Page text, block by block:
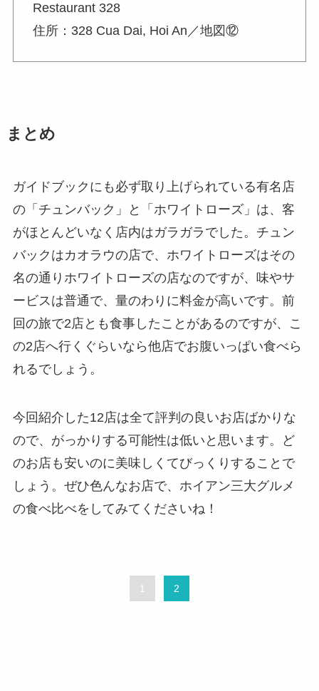
Restaurant 328
住所：328 Cua Dai, Hoi An／地図⑫
まとめ
ガイドブックにも必ず取り上げられている有名店
の「チュンバック」と「ホワイトローズ」は、客
がほとんどいなく店内はガラガラでした。チュン
バックはカオラウの店で、ホワイトローズはその
名の通りホワイトローズの店なのですが、味やサ
ービスは普通で、量のわりに料金が高いです。前
回の旅で2店とも食事したことがあるのですが、こ
の2店へ行くぐらいなら他店でお腹いっぱい食べら
れるでしょう。
今回紹介した12店は全て評判の良いお店ばかりな
ので、がっかりする可能性は低いと思います。ど
のお店も安いのに美味しくてびっくりすることで
しょう。ぜひ色んなお店で、ホイアン三大グルメ
の食べ比べをしてみてくださいね！
1 2